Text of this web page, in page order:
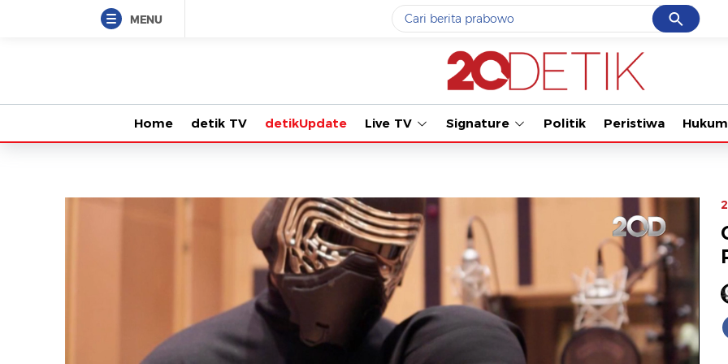
MENU Cancel
Yang sedang ramai dicari
gempa hari ini
#3iran
#5prabowo
Promoted
Terakhir yang dicari
Loading...
Tonton kabar
Home detik TV detikUpdate Live TV Signature Politik Peristiwa Hukum